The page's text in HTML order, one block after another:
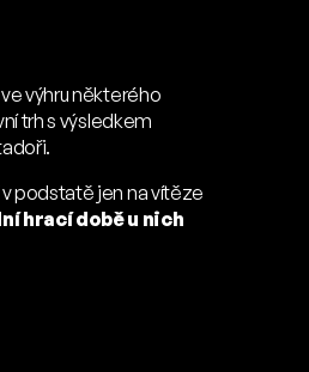
výhru některého
trh s výsledkem
podstatě jen na vítěze
hrací době u nich